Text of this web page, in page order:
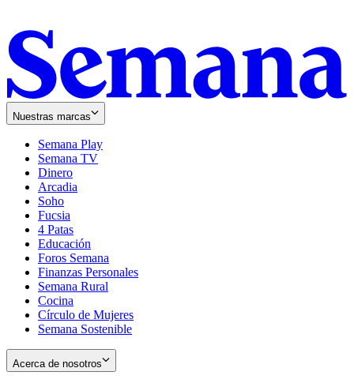
Nuestras marcas
Semana Play
Semana TV
Dinero
Arcadia
Soho
in
new
window
Fucsia
in
new
window
4 Patas
Educación
Foros Semana
Finanzas Personales
Semana Rural
Cocina
Círculo de Mujeres
Semana Sostenible
Acerca de nosotros